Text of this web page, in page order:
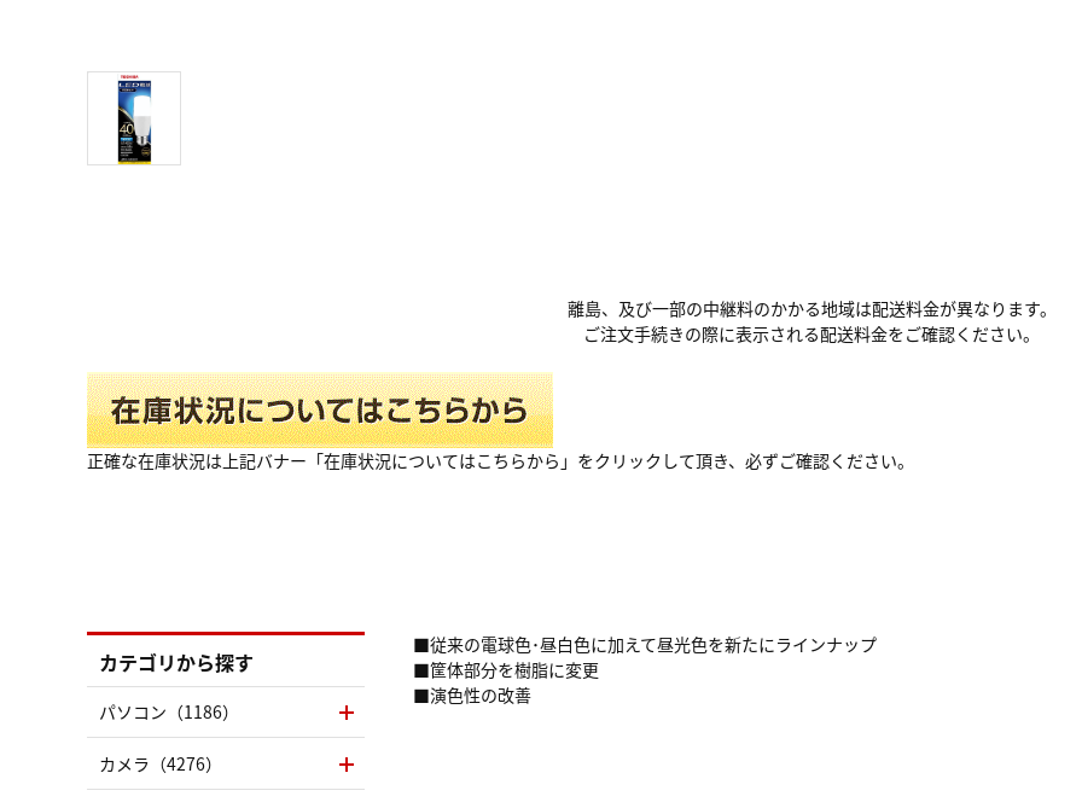
離島、及び一部の中継料のかかる地域は配送料金が異なります。
ご注文手続きの際に表示される配送料金をご確認ください。
正確な在庫状況は上記バナー「在庫状況についてはこちらから」をクリックして頂き、必ずご確認ください。
■従来の電球色･昼白色に加えて昼光色を新たにラインナップ
■筐体部分を樹脂に変更
■演色性の改善
カテゴリから探す
パソコン（1186）
カメラ（4276）